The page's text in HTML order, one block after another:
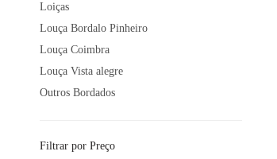
Loiças
Louça Bordalo Pinheiro
Louça Coimbra
Louça Vista alegre
Outros Bordados
Filtrar por Preço